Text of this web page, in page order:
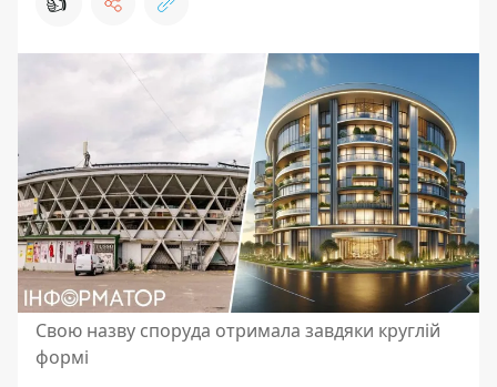
Свою назву споруда отримала завдяки круглій
формі